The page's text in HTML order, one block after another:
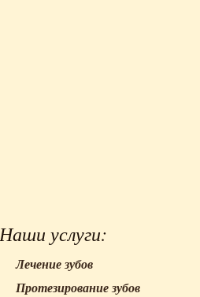
Наши услуги:
Лечение зубов
Протезирование зубов